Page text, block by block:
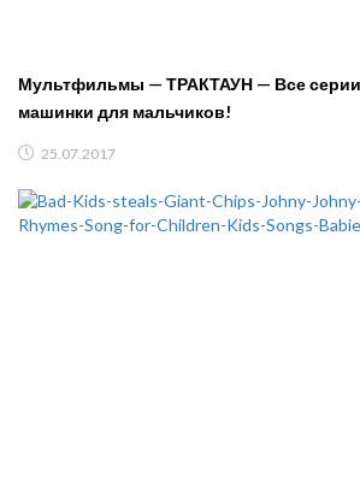
Мультфильмы — ТРАКТАУН — Все серии
машинки для мальчиков!
25.07.2017